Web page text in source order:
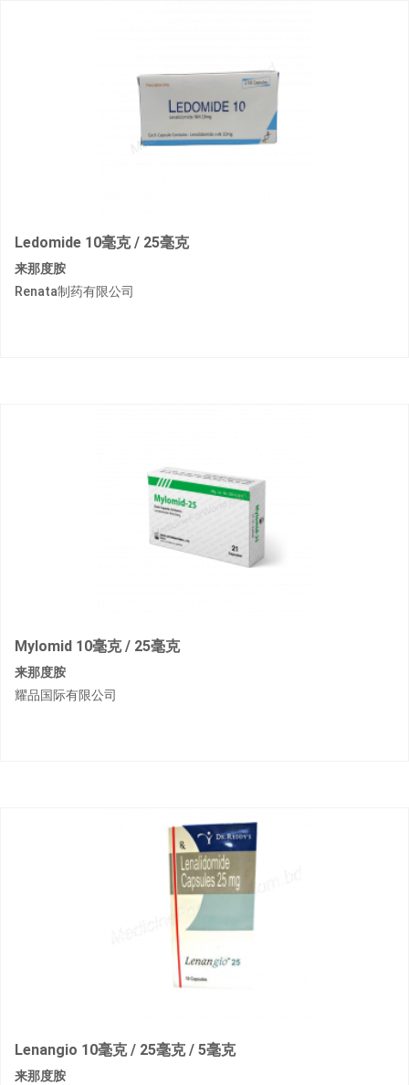
Ledomide 10毫克 / 25毫克
来那度胺
Renata制药有限公司
Mylomid 10毫克 / 25毫克
来那度胺
耀品国际有限公司
Lenangio 10毫克 / 25毫克 / 5毫克
来那度胺